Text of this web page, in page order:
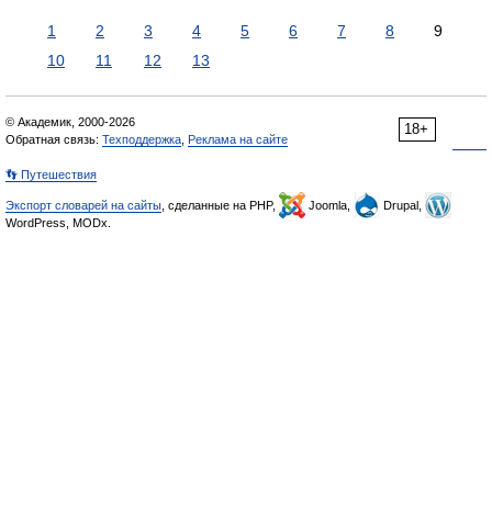
1 2 3 4 5 6 7 8
9
10
11 12 13
18+
© Академик, 2000-2026
Обратная связь: Техподдержка Реклама на сайте
👣 Путешествия
Экспорт словарей на сайты , сделанные на PHP, Joomla,
Drupal,
WordPress, MODx.